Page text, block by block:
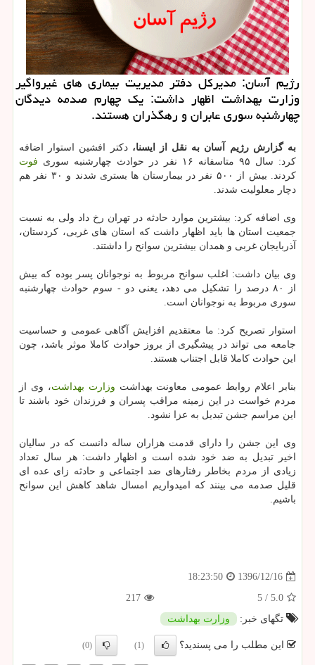
رژیم آسان: مدیركل دفتر مدیریت بیماری های غیرواگیر
وزارت بهداشت اظهار داشت: یك چهارم صدمه دیدگان
چهارشنبه سوری عابران و رهگذران هستند.
به گزارش رژیم آسان به نقل از ایسنا،دكتر افشین استوار اضافه
كرد: سال ۹۵ متاسفانه ۱۶ نفر در حوادث چهارشنبه سوری
فوت
كردند. بیش از ۵۰۰ نفر در بیمارستان ها بستری شدند و ۳۰ نفر هم
دچار معلولیت شدند.
وی اضافه كرد: بیشترین موارد حادثه در تهران رخ داد ولی به نسبت
جمعیت استان ها باید اظهار داشت كه استان های غربی، كردستان،
آذربایجان غربی و همدان بیشترین سوانح را داشتند.
وی بیان داشت: اغلب سوانح مربوط به نوجوانان پسر بوده كه بیش
از ۸۰ درصد را تشكیل می دهد، یعنی دو - سوم حوادث چهارشنبه
سوری مربوط به نوجوانان است.
استوار تصریح كرد: ما معتقدیم افزایش آگاهی عمومی و حساسیت
جامعه می تواند در پیشگیری از بروز حوادث كاملا موثر باشد، چون
این حوادث كاملا قابل اجتناب هستند.
بنابر اعلام روابط عمومی معاونت بهداشت وزارت بهداشت، وی از
مردم خواست در این زمینه مراقب پسران و فرزندان خود باشند تا
این مراسم جشن تبدیل به عزا نشود.
وی این جشن را دارای قدمت هزاران ساله دانست كه در سالیان
اخیر تبدیل به ضد خود شده است و اظهار داشت: هر سال تعداد
زیادی از مردم بخاطر رفتارهای ضد اجتماعی و حادثه زای عده ای
قلیل صدمه می بینند كه امیدواریم امسال شاهد كاهش این سوانح
باشیم.
1396/12/16
18:23:50
5.0
/
5
217
تگهای خبر:
وزارت بهداشت
این مطلب را می پسندید؟ (1)
(0)